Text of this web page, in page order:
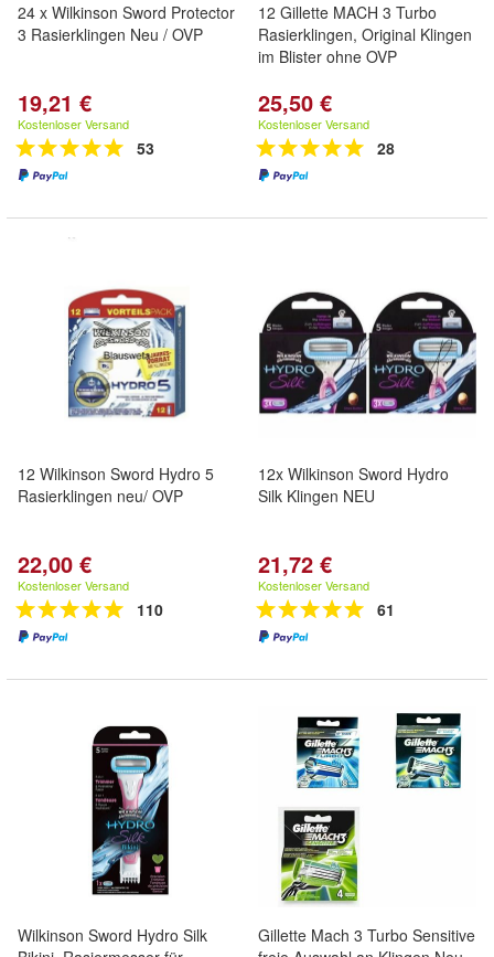
24 x Wilkinson Sword Protector
3 Rasierklingen Neu / OVP
19,21 €
Kostenloser Versand
53
12 Gillette MACH 3 Turbo
Rasierklingen, Original Klingen
im Blister ohne OVP
25,50 €
Kostenloser Versand
28
12 Wilkinson Sword Hydro 5
Rasierklingen neu/ OVP
22,00 €
Kostenloser Versand
110
12x Wilkinson Sword Hydro
Silk Klingen NEU
21,72 €
Kostenloser Versand
61
Wilkinson Sword Hydro Silk
Gillette Mach 3 Turbo Sensitive